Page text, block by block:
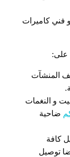
فني كاميرات
على:
المنشآت
و النغمات
ضاحية
كافة
توصيل